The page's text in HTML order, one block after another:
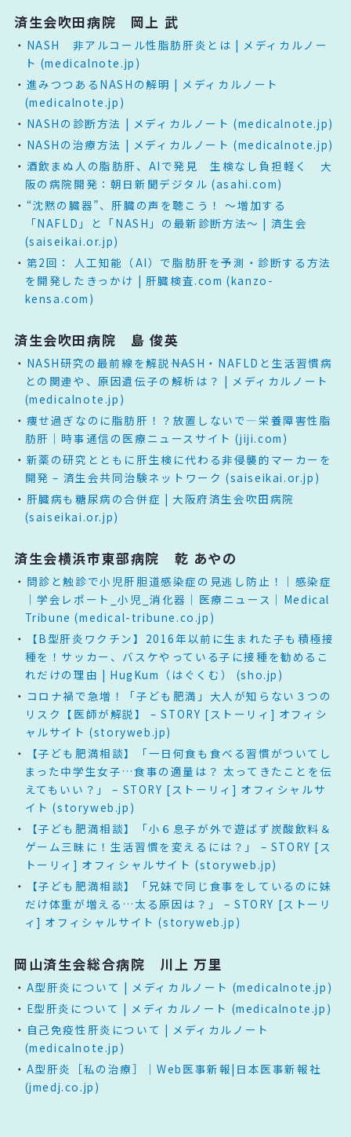
済生会吹田病院 岡上 武
NASH 非アルコール性脂肪肝炎とは | メディカルノー
ト (medicalnote.jp)
進みつつあるNASHの解明 | メディカルノート
(medicalnote.jp)
NASHの診断方法 | メディカルノート (medicalnote.jp)
NASHの治療方法 | メディカルノート (medicalnote.jp)
酒飲まぬ人の脂肪肝、AIで発見 生検なし負担軽く 大
阪の病院開発：朝日新聞デジタル (asahi.com)
“沈黙の臓器”、肝臓の声を聴こう！ ～増加する
「NAFLD」と「NASH」の最新診断方法～ | 済生会
(saiseikai.or.jp)
第2回： 人工知能（AI）で脂肪肝を予測・診断する方法
を開発したきっかけ | 肝臓検査.com (kanzo-
kensa.com)
済生会吹田病院 島 俊英
NASH研究の最前線を解説――NASH・NAFLDと生活習慣病
との関連や、原因遺伝子の解析は？ | メディカルノート
(medicalnote.jp)
痩せ過ぎなのに脂肪肝！？放置しないで―栄養障害性脂
肪肝｜時事通信の医療ニュースサイト (jiji.com)
新薬の研究とともに肝生検に代わる非侵襲的マーカーを
開発 – 済生会共同治験ネットワーク (saiseikai.or.jp)
肝臓病も糖尿病の合併症 | 大阪府済生会吹田病院
(saiseikai.or.jp)
済生会横浜市東部病院 乾 あやの
問診と触診で小児肝胆道感染症の見逃し防止！｜感染症
｜学会レポート_小児_消化器｜医療ニュース｜Medical
Tribune (medical-tribune.co.jp)
【B型肝炎ワクチン】2016年以前に生まれた子も積極接
種を！サッカー、バスケやっている子に接種を勧めるこ
れだけの理由 | HugKum（はぐくむ） (sho.jp)
コロナ禍で急増！「子ども肥満」大人が知らない３つの
リスク【医師が解説】 – STORY [ストーリィ] オフィシ
ャルサイト (storyweb.jp)
【子ども肥満相談】「一日何食も食べる習慣がついてし
まった中学生女子…食事の適量は？ 太ってきたことを伝
えてもいい？」 – STORY [ストーリィ] オフィシャルサ
イト (storyweb.jp)
【子ども肥満相談】「小６息子が外で遊ばず炭酸飲料＆
ゲーム三昧に！生活習慣を変えるには？」 – STORY [ス
トーリィ] オフィシャルサイト (storyweb.jp)
【子ども肥満相談】「兄妹で同じ食事をしているのに妹
だけ体重が増える…太る原因は？」 – STORY [ストーリ
ィ] オフィシャルサイト (storyweb.jp)
岡山済生会総合病院 川上 万里
A型肝炎について | メディカルノート (medicalnote.jp)
E型肝炎について | メディカルノート (medicalnote.jp)
自己免疫性肝炎について | メディカルノート
(medicalnote.jp)
A型肝炎［私の治療］｜Web医事新報|日本医事新報社
(jmedj.co.jp)